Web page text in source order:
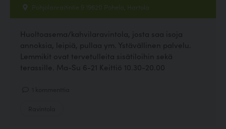
Pohjolanraitintie 9 19620 Pohela, Hartola
Huoltoasema/kahvilaravintola, josta saa isoja
annoksia, leipiä, pullaa ym. Ystävällinen palvelu.
Lemmikit ovat tervetulleita sisätiloihin sekä
terassille. Ma-Su 6-21 Keittiö 10.30-20.00